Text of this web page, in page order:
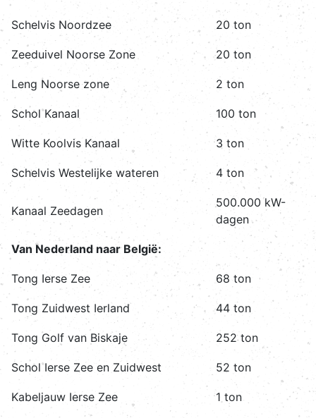
Schelvis Noordzee 20 ton
Zeeduivel Noorse Zone 20 ton
Leng Noorse zone 2 ton
Schol Kanaal 100 ton
Witte Koolvis Kanaal 3 ton
Schelvis Westelijke wateren 4 ton
Kanaal Zeedagen
500.000 kW-
dagen
Van Nederland naar België:
Tong Ierse Zee 68 ton
Tong Zuidwest Ierland 44 ton
Tong Golf van Biskaje 252 ton
Schol Ierse Zee en Zuidwest 52 ton
Kabeljauw Ierse Zee 1 ton